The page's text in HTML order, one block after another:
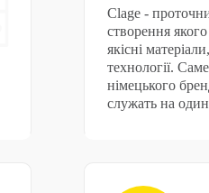
Clage -
створення
якісні
технології.
німецького
служать на один